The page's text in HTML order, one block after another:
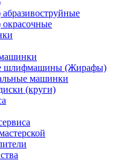
шлифмашины (Жирафы)
машинки
(круги)